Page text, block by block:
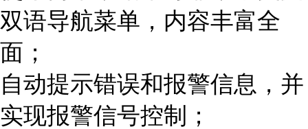
双语导航菜单，内容丰富全
面；
自动提示错误和报警信息，并
实现报警信号控制；